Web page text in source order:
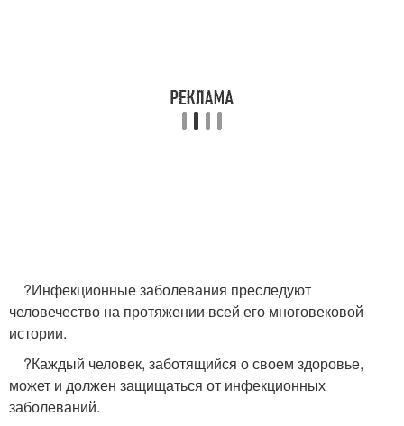
​ ​ ​ ​ ?Инфекционные заболевания преследуют
человечество на протяжении всей его многовековой
истории.​
​ ​ ​ ​ ?Каждый человек, заботящийся о своем здоровье,
может и должен защищаться от инфекционных
заболеваний.